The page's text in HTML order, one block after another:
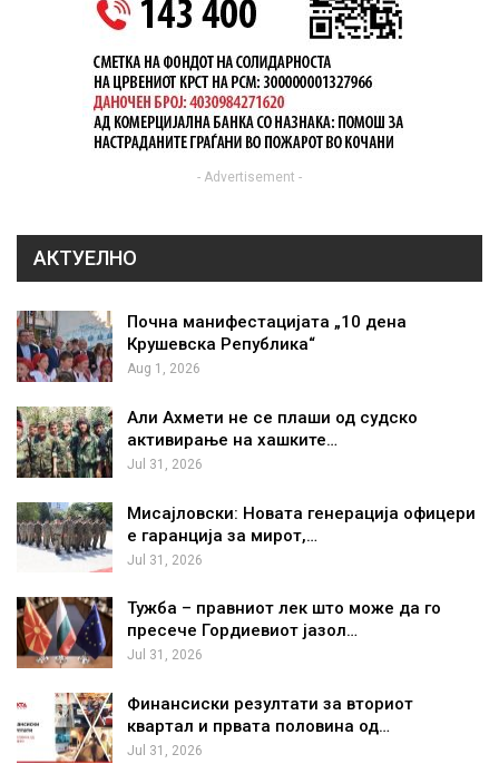
- Advertisement -
АКТУЕЛНО
Почна манифестацијата „10 дена
Крушевска Република“
Aug 1, 2026
Али Ахмети не се плаши од судско
активирање на хашките…
Jul 31, 2026
Мисајловски: Новата генерација офицери
е гаранција за мирот,…
Jul 31, 2026
Тужба – правниот лек што може да го
пресече Гордиевиот јазол…
Jul 31, 2026
Финансиски резултати за вториот
квартал и првата половина од…
Jul 31, 2026